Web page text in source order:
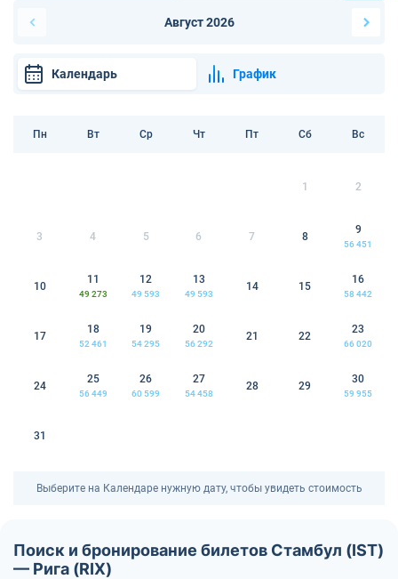
Август 2026
Календарь График
Пн Вт Ср Чт Пт Сб Вс
1 2
3 4 5 6 7 8
9
56 451
10
11
49 273
12
49 593
13
49 593
14 15
16
58 442
17
18
52 461
19
54 295
20
56 292
21 22
23
66 020
24
25
56 449
26
60 599
27
54 458
28 29
30
59 955
31
Выберите на Календаре нужную дату, чтобы увидеть стоимость
Поиск и бронирование билетов Стамбул (IST)
— Рига (RIX)